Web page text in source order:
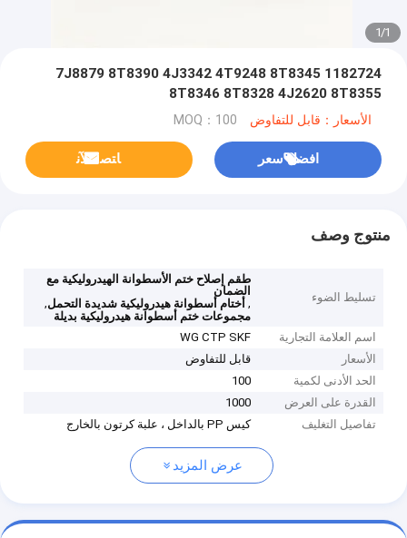
1
/
1
1182724 7J8879 8T8390 4J3342 4T9248 8T8345
8T8346 8T8328 4J2620 8T8355
الأسعار：قابل للتفاوض MOQ：100
افضل سعر ﺎﺘﺼﻟ ﺍﻶﻧ
منتوج وصف
تسليط الضوء
طقم إصلاح ختم الأسطوانة الهيدروليكية مع
الضمان
,أختام أسطوانة هيدروليكية شديدة التحمل,
مجموعات ختم أسطوانة هيدروليكية بديلة
اسم العلامة التجارية
WG CTP SKF
الأسعار
قابل للتفاوض
الحد الأدنى لكمية
100
القدرة على العرض
1000
تفاصيل التغليف
كيس PP بالداخل ، علبة كرتون بالخارج
عرض المزيد